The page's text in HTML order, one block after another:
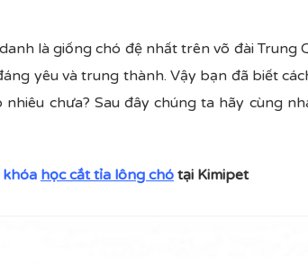
là giống chó đệ nhất trên võ đài Trung
yêu và trung thành. Vậy bạn đã biết
chưa? Sau đây chúng ta hãy cùng
khóa học cắt tỉa lông chó tại Kimipet